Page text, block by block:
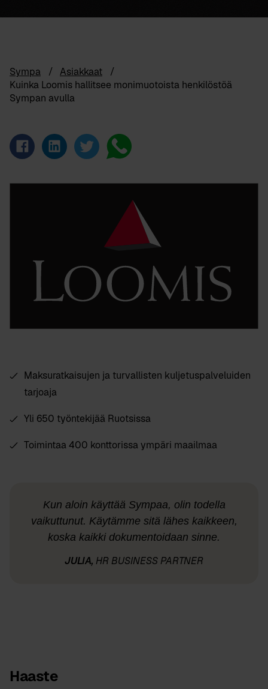
Sympa
Asiakkaat
Kuinka Loomis hallitsee monimuotoista henkilöstöä
Sympan avulla
Maksuratkaisujen ja turvallisten kuljetuspalveluiden
tarjoaja
Yli 650 työntekijää Ruotsissa
Toimintaa 400 konttorissa ympäri maailmaa
Kun aloin käyttää Sympaa, olin todella
vaikuttunut. Käytämme sitä lähes kaikkeen,
koska kaikki dokumentoidaan sinne.
JULIA, HR BUSINESS PARTNER
Haaste